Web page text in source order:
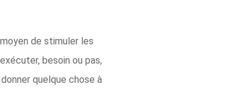
de stimuler les
besoin ou pas,
quelque chose à